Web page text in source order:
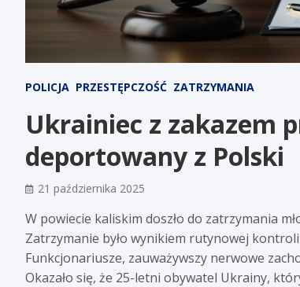
POLICJA PRZESTĘPCZOŚĆ ZATRZYMANIA
Ukrainiec z zakazem
deportowany z Polski
21 października 2025
W powiecie kaliskim doszło do zatrzymania
Zatrzymanie było wynikiem rutynowej
Funkcjonariusze, zauważywszy nerwowe
Okazało się, że 25-letni obywatel Ukrainy,